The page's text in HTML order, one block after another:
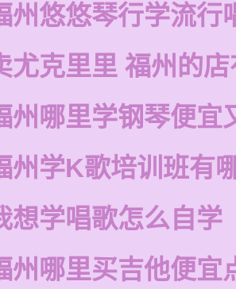
州悠悠琴行学流行
尤克里里 福州的
州哪里学钢琴便宜
州学K歌培训班有
想学唱歌怎么自学
州哪里买吉他便宜